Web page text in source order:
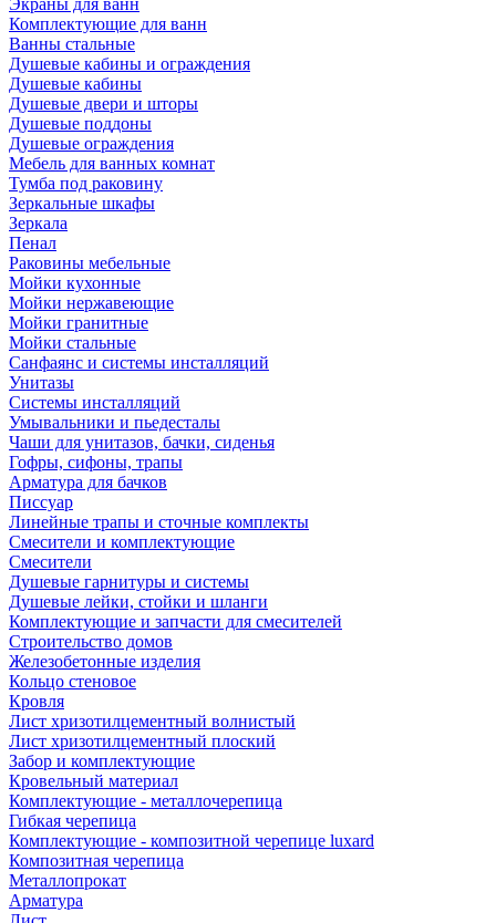
Экраны для ванн
Комплектующие для ванн
Ванны стальные
Душевые кабины и ограждения
Душевые кабины
Душевые двери и шторы
Душевые поддоны
Душевые ограждения
Мебель для ванных комнат
Тумба под раковину
Зеркальные шкафы
Зеркала
Пенал
Раковины мебельные
Мойки кухонные
Мойки нержавеющие
Мойки гранитные
Мойки стальные
Санфаянс и системы инсталляций
Унитазы
Системы инсталляций
Умывальники и пьедесталы
Чаши для унитазов, бачки, сиденья
Гофры, сифоны, трапы
Арматура для бачков
Писсуар
Линейные трапы и сточные комплекты
Смесители и комплектующие
Смесители
Душевые гарнитуры и системы
Душевые лейки, стойки и шланги
Комплектующие и запчасти для смесителей
Строительство домов
Железобетонные изделия
Кольцо стеновое
Кровля
Лист хризотилцементный волнистый
Лист хризотилцементный плоский
Забор и комплектующие
Кровельный материал
Комплектующие - металлочерепица
Гибкая черепица
Комплектующие - композитной черепице luxard
Композитная черепица
Металлопрокат
Арматура